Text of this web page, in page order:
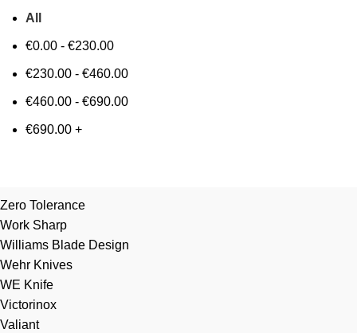
All
€0.00 - €230.00
€230.00 - €460.00
€460.00 - €690.00
€690.00 +
Zero Tolerance
Work Sharp
Williams Blade Design
Wehr Knives
WE Knife
Victorinox
Valiant